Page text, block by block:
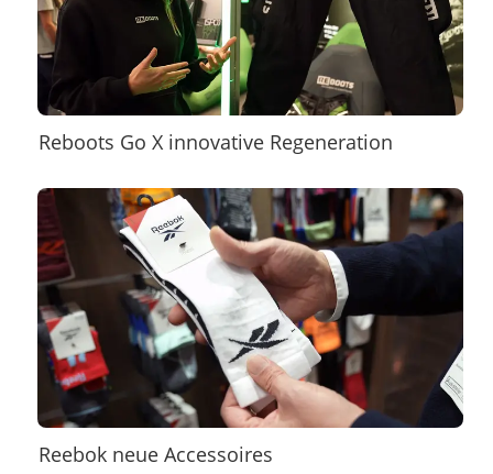
Reboots Go X innovative Regeneration
Reebok neue Accessoires